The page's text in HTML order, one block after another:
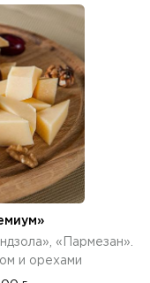
«Пармезан».
и орехами